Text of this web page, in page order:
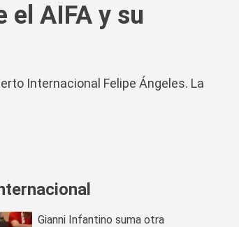
AIFA y su
Internacional Felipe Ángeles. La
Gianni Infantino suma otra